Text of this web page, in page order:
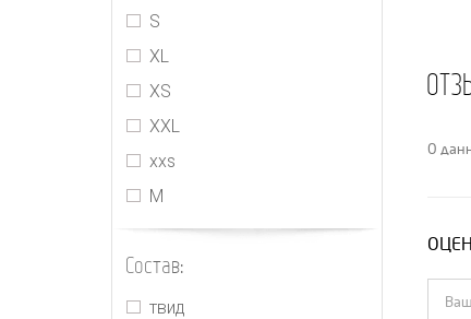
Fendi
Ganni
Gucci
Hermes
Jacquemus
Kimhekim
S
XL
XS
XXL
xxs
М
Состав:
твид
О